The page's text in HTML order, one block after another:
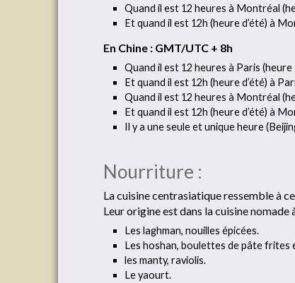
Quand il est 12 heures à Montréal
Et quand il est 12h (heure d’été) à
En Chine : GMT/UTC + 8h
Quand il est 12 heures à Paris (heure
Et quand il est 12h (heure d’été) à
Quand il est 12 heures à Montréal
Et quand il est 12h (heure d’été) à
Il y a une seule et unique heure
Nourriture :
La cuisine centrasiatique ressemble à
Leur origine est dans la cuisine
Les laghman, nouilles épicées.
Les hoshan, boulettes de pâte frites
les manty, raviolis.
Le yaourt.